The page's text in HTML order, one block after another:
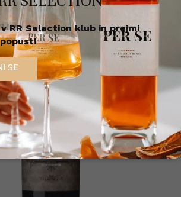
Nisem polnoleten
Sem polnoleten (18+)
RR Selection klub in prejmi
SE